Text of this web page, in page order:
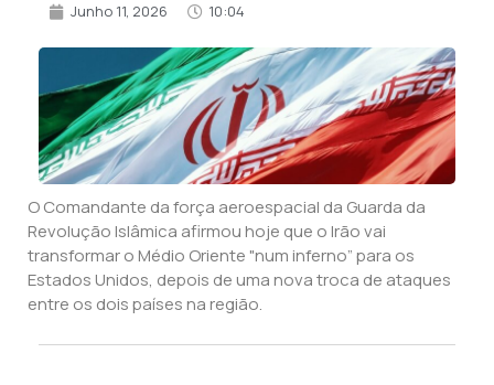
Junho 11, 2026 10:04
O Comandante da força aeroespacial da Guarda da
Revolução Islâmica afirmou hoje que o Irão vai
transformar o Médio Oriente "num inferno” para os
Estados Unidos, depois de uma nova troca de ataques
entre os dois países na região.